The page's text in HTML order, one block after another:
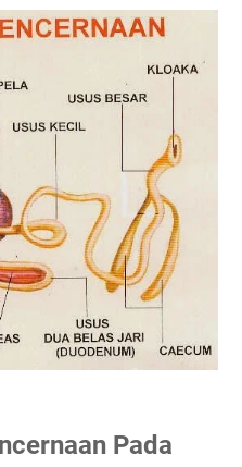
Pada